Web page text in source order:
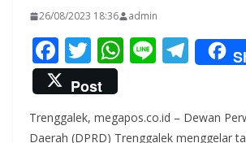
26/08/2023 18:36 admin
F
ac
e
b
T
w
itt
er
W
s
Li T
el
gr
Post
Trenggalek, megapos.co.id – Dewan
Daerah (DPRD) Trenggalek menggelar